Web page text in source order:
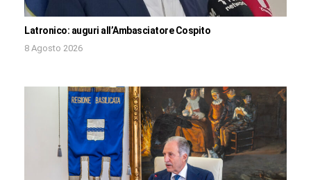
Latronico: auguri all’Ambasciatore Cospito
8 Agosto 2026